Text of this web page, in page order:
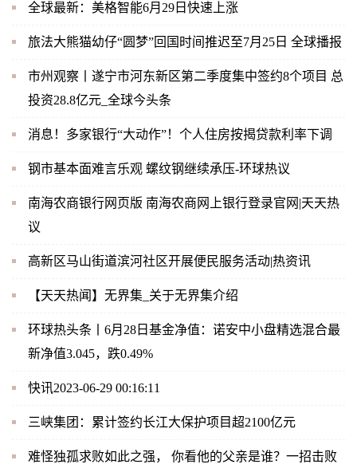
全球最新：美格智能6月29日快速上涨
旅法大熊猫幼仔“圆梦”回国时间推迟至7月25日 全球播报
市州观察丨遂宁市河东新区第二季度集中签约8个项目 总
投资28.8亿元_全球今头条
消息！多家银行“大动作”！个人住房按揭贷款利率下调
钢市基本面难言乐观 螺纹钢继续承压-环球热议
南海农商银行网页版 南海农商网上银行登录官网|天天热
议
高新区马山街道滨河社区开展便民服务活动|热资讯
【天天热闻】无界集_关于无界集介绍
环球热头条丨6月28日基金净值：诺安中小盘精选混合最
新净值3.045，跌0.49%
快讯2023-06-29 00:16:11
三峡集团：累计签约长江大保护项目超2100亿元
难怪独孤求败如此之强， 你看他的父亲是谁？一招击败